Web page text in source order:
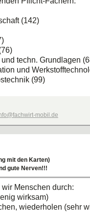
(142)
techn. Grundlagen
und
(99)
sowie
(49)
ERFOLG und gute
an: info@fachwirt-mobil.de!
mobil.de
mit den Karten)
gute Nerven!!!
Menschen durch:
wirksam)
wiederholen (sehr